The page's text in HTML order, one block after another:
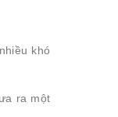
khó
ra một